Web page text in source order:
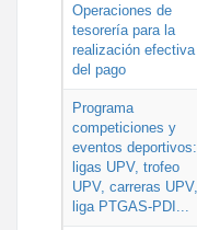
Operaciones de
tesorería para la
realización efectiva
del pago
Programa
competiciones y
eventos deportivos:
ligas UPV, trofeo
UPV, carreras UPV,
liga PTGAS-PDI...